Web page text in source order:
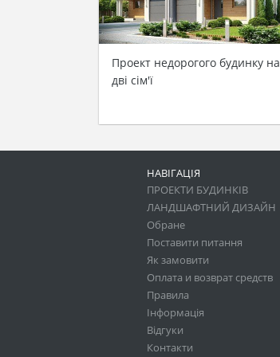
Проект недорогого будинку на
дві сім'ї
НАВІГАЦІЯ
ПРОЕКТИ БУДИНКІВ
ЛАНДШАФТНИЙ ДИЗАЙН
Обране
Поставити питання
Як замовити
Оплата и возврат средств
Правила
Інформація
Відгуки
Контакти